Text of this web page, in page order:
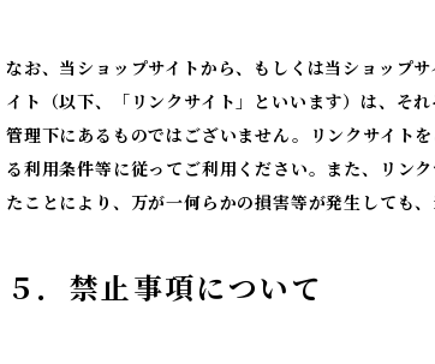
なお、当ショップサイトから、もしくは当ショップ
イト（以下、「リンクサイト」といいます）は、そ
管理下にあるものではございません。リンクサイト
る利用条件等に従ってご利用ください。また、リン
たことにより、万が一何らかの損害等が発生しても
５．禁止事項について